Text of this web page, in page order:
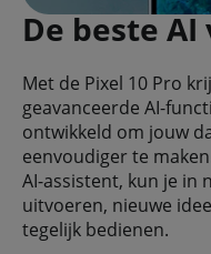
De beste AI
Met de Pixel 10 Pro
geavanceerde AI-
ontwikkeld om jouw
eenvoudiger te
AI-assistent, kun je in
uitvoeren, nieuwe
tegelijk bedienen.